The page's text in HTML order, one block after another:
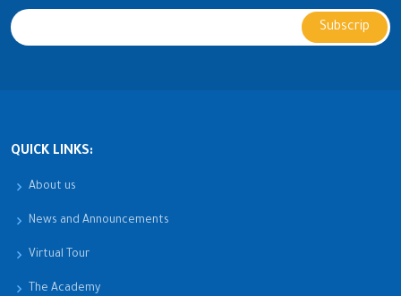
QUICK LINKS:
About us
News and Announcements
Virtual Tour
The Academy